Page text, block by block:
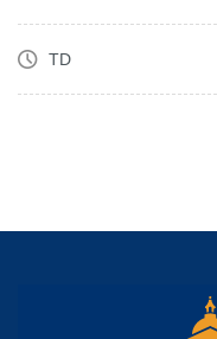
TD